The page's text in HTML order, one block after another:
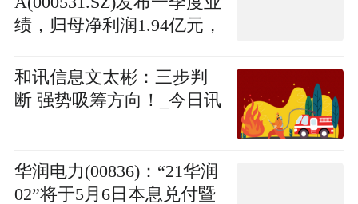
绩，归母净利润1.94亿元，
和讯信息文太彬：三步判
断 强势吸筹方向！_今日讯
华润电力(00836)：“21华润
02”将于5月6日本息兑付暨